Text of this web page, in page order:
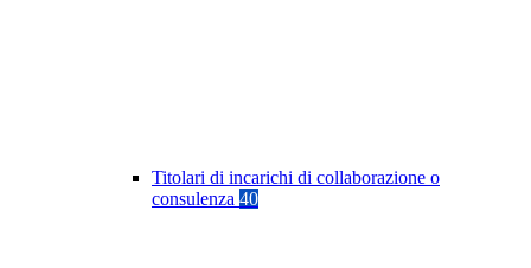
Titolari di incarichi di collaborazione o
consulenza 40